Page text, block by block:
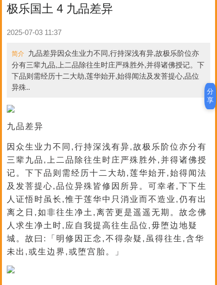
极乐国土 4 九品差异
2025-07-03 11:37
简介 九品差异因众生业力不同,行持深浅有异,故极乐阶位亦
分有三辈九品,上二品除往生时庄严殊胜外,并得诸佛授记。下
下品则需经历十二大劫,莲华始开,始得闻法及发菩提心,品位
异殊..
九品差异
因众生业力不同,行持深浅有异,故极乐阶位亦分有
三辈九品,上二品除往生时庄严殊胜外,并得诸佛授
记。下下品则需经历十二大劫,莲华始开,始得闻法
及发菩提心,品位异殊皆修因所异。可幸者,下下生
人证悟时虽长,惟于莲华中只消业而不造业,仍有出
离之日,如非往生净土,离苦更是遥遥无期。故念佛
人求生净土时,应自我提高往生品位,毋堕边地疑
城。故曰:「明修因正念,不得杂疑,虽得往生,含华
未出,或生边界,或堕宫胎。」
分
享